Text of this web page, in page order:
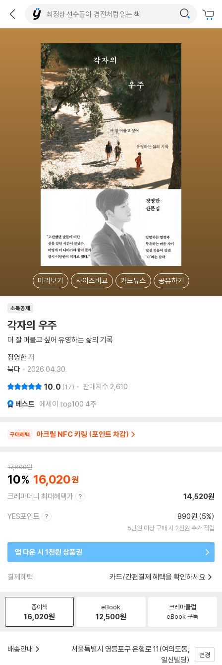
미리보기 사이즈비교 카드뉴스 공유하기
소득공제
각자의 우주
더 잘 머물고 싶어 유영하는 삶의 기록
정영한 저
북다
2026.04.30.
10.0 17 판매지수 2,610
베스트 에세이 top100 4주
구매혜택 아크릴 NFC 키링 (포인트 차감)
17,800원
10 16,020
크레마머니 최대혜택가 14,520원
YES포인트 890원 (5%)
5만원 이상 구매 시 2천원 추가 적립
앱 다운 시 1천원 상품권
결제혜택 카드/간편결제 혜택을 확인하세요
종이책
16,020원
eBook
12,500원
크레마클럽
eBook 구독
배송안내
서울특별시 영등포구 은행로 11(여의도동,
일신빌딩)
변경